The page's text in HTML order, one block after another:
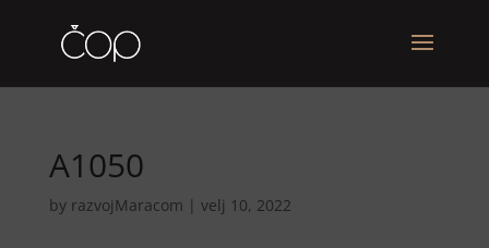
A1050
by razvojMaracom | velj 10, 2022